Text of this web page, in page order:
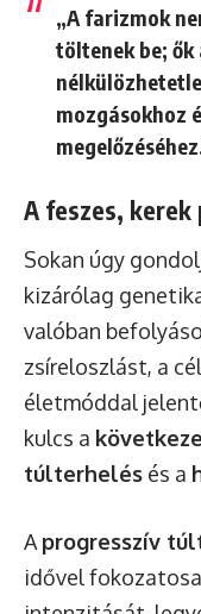
„A farizmok
töltenek be; ők
mozgásokhoz
A feszes,
Sokan úgy
kizárólag
valóban
zsíreloszlást, a
életmóddal
kulcs a
túlterhelés és a
A progresszív
idővel